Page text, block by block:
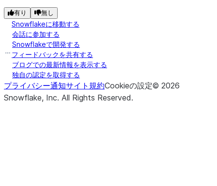
有り 無し
Snowflakeに移動する
会話に参加する
Snowflakeで開発する
フィードバックを共有する
ブログでの最新情報を表示する
独自の認定を取得する
プライバシー通知サイト規約Cookieの設定© 2026
Snowflake, Inc. All Rights Reserved.